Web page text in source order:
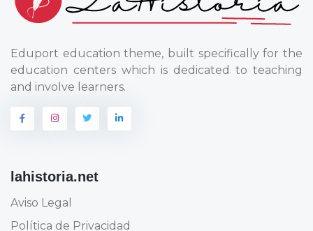
Eduport education theme, built specifically for the
education centers which is dedicated to teaching
and involve learners.
lahistoria.net
Aviso Legal
Política de Privacidad